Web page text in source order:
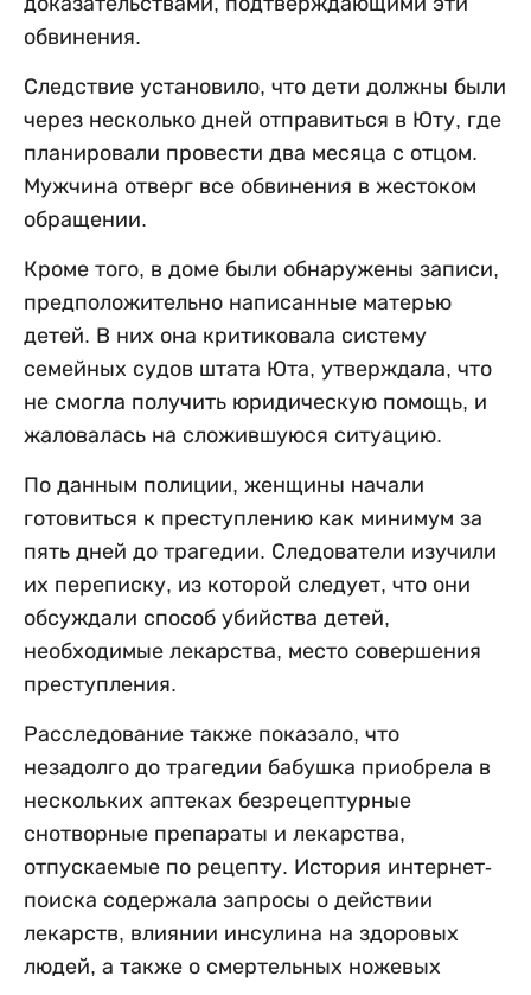
обвинения.
Следствие установило, что дети должны были
через несколько дней отправиться в Юту, где
планировали провести два месяца с отцом.
Мужчина отверг все обвинения в жестоком
обращении.
Кроме того, в доме были обнаружены записи,
предположительно написанные матерью
детей. В них она критиковала систему
семейных судов штата Юта, утверждала, что
не смогла получить юридическую помощь, и
жаловалась на сложившуюся ситуацию.
По данным полиции, женщины начали
готовиться к преступлению как минимум за
пять дней до трагедии. Следователи изучили
их переписку, из которой следует, что они
обсуждали способ убийства детей,
необходимые лекарства, место совершения
преступления.
Расследование также показало, что
незадолго до трагедии бабушка приобрела в
нескольких аптеках безрецептурные
снотворные препараты и лекарства,
отпускаемые по рецепту. История интернет-
поиска содержала запросы о действии
лекарств, влиянии инсулина на здоровых
людей, а также о смертельных ножевых